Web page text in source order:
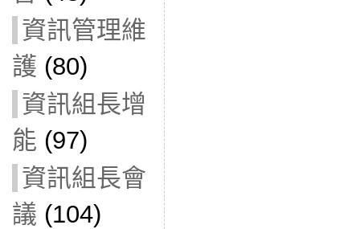
資訊管理維
護 (80)
資訊組長增
能 (97)
資訊組長會
議 (104)